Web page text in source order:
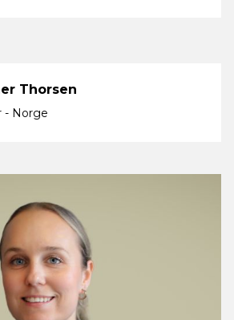
Thorsen
- Norge